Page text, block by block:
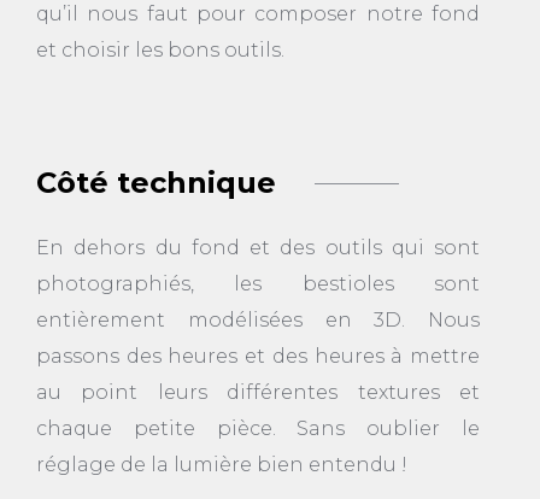
qu’il nous faut pour composer notre fond
et choisir les bons outils.
Côté technique
En dehors du fond et des outils qui sont
photographiés, les bestioles sont
entièrement modélisées en 3D. Nous
passons des heures et des heures à mettre
au point leurs différentes textures et
chaque petite pièce. Sans oublier le
réglage de la lumière bien entendu !